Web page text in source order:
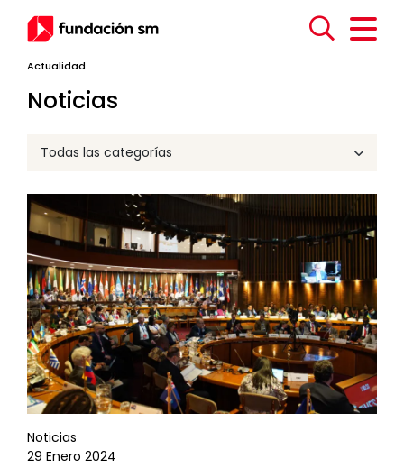
Actualidad
Noticias
Noticias
29 Enero 2024